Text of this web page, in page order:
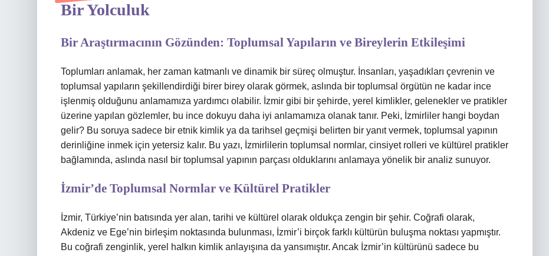
Bir Yolculuk
Bir Araştırmacının Gözünden: Toplumsal Yapıların ve Bireylerin Etkileşimi
Toplumları anlamak, her zaman katmanlı ve dinamik bir süreç olmuştur. İnsanları, yaşadıkları çevrenin ve
toplumsal yapıların şekillendirdiği birer birey olarak görmek, aslında bir toplumsal örgütün ne kadar ince
işlenmiş olduğunu anlamamıza yardımcı olabilir. İzmir gibi bir şehirde, yerel kimlikler, gelenekler ve pratikler
üzerine yapılan gözlemler, bu ince dokuyu daha iyi anlamamıza olanak tanır. Peki, İzmirliler hangi boydan
gelir? Bu soruya sadece bir etnik kimlik ya da tarihsel geçmişi belirten bir yanıt vermek, toplumsal yapının
derinliğine inmek için yetersiz kalır. Bu yazı, İzmirlilerin toplumsal normlar, cinsiyet rolleri ve kültürel pratikler
bağlamında, aslında nasıl bir toplumsal yapının parçası olduklarını anlamaya yönelik bir analiz sunuyor.
İzmir’de Toplumsal Normlar ve Kültürel Pratikler
İzmir, Türkiye’nin batısında yer alan, tarihi ve kültürel olarak oldukça zengin bir şehir. Coğrafi olarak,
Akdeniz ve Ege’nin birleşim noktasında bulunması, İzmir’i birçok farklı kültürün buluşma noktası yapmıştır.
Bu coğrafi zenginlik, yerel halkın kimlik anlayışına da yansımıştır. Ancak İzmir’in kültürünü sadece bu